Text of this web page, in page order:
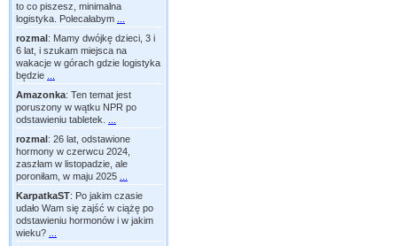
to co piszesz, minimalna
logistyka. Polecałabym
rozmal: Mamy dwójkę dzieci, 3 i
6 lat, i szukam miejsca na
wakacje w górach gdzie logistyka
będzie
Amazonka: Ten temat jest
poruszony w wątku NPR po
odstawieniu tabletek.
rozmal: 26 lat, odstawione
hormony w czerwcu 2024,
zaszłam w listopadzie, ale
poroniłam, w maju 2025
KarpatkaST: Po jakim czasie
udało Wam się zajść w ciążę po
odstawieniu hormonów i w jakim
wieku?